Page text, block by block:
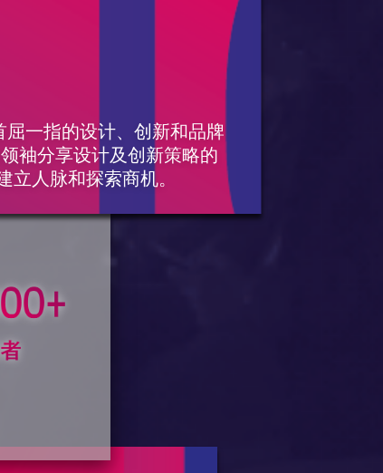
屈一指的设计、创新和品牌
袖分享设计及创新策略的
人脉和探索商机。